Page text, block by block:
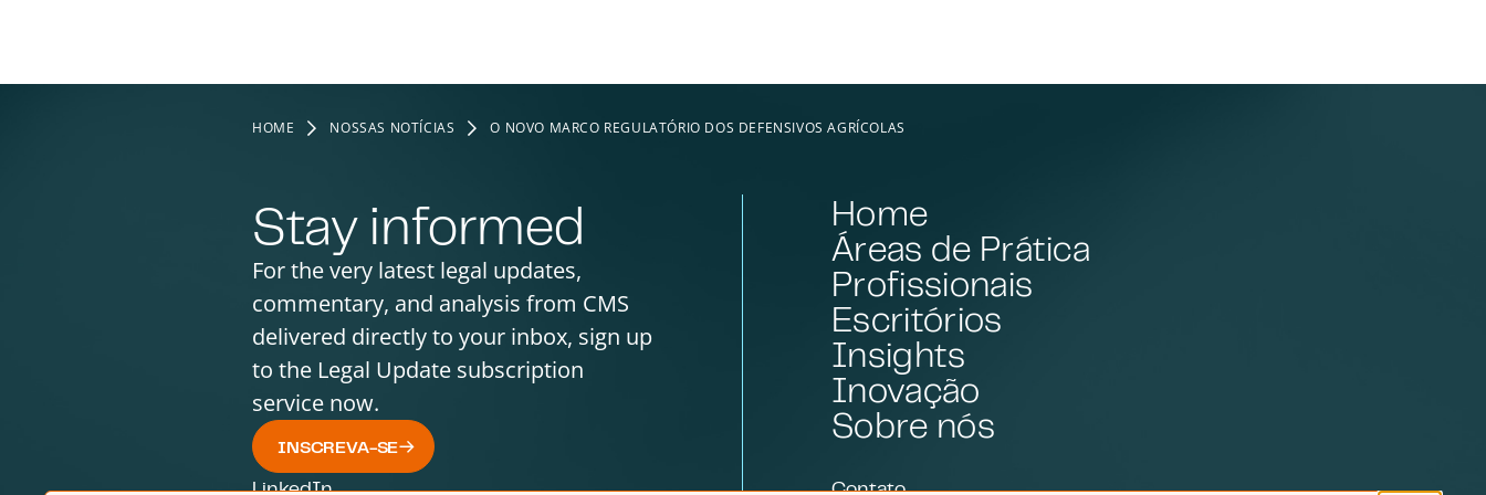
HOME NOSSAS NOTÍCIAS O NOVO MARCO REGULATÓRIO DOS DEFENSIVOS AGRÍCOLAS
Stay informed
For the very latest legal updates,
commentary, and analysis from CMS
delivered directly to your inbox, sign up
to the Legal Update subscription
service now.
INSCREVA-SE
LinkedIn
Home
Áreas de Prática
Profissionais
Escritórios
Insights
Inovação
Sobre nós
Contato